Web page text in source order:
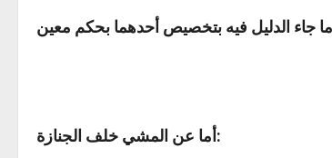
أما عن المشي خلف الجنازة: